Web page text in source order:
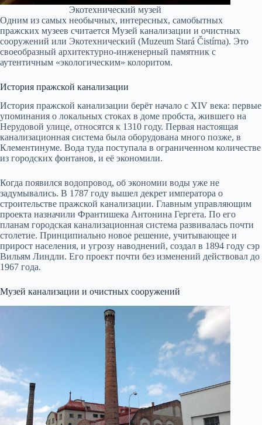
Экотехнический музей
Одним из самых необычных, интересных, самобытных
пражских музеев считается Музей канализации и очистных
сооружений или Экотехнический (Muzeum Stará Čistírna). Это
своеобразный архитектурно-инженерный памятник с
аутентичным «экологическим» колоритом.
История пражской канализации
История пражской канализации берёт начало с XIV века: первые
упоминания о локальных стоках в доме пробста, жившего на
Нерудовой улице, относятся к 1310 году. Первая настоящая
канализационная система была оборудована много позже, в
Клементинуме. Вода туда поступала в ограниченном количестве
из городских фонтанов, и её экономили.
Когда появился водопровод, об экономии воды уже не
задумывались. В 1787 году вышел декрет императора о
строительстве пражской канализации. Главным управляющим
проекта назначили Франтишека Антонина Гергета. По его
планам городская канализационная система развивалась почти
столетие. Принципиально новое решение, учитывающее и
прирост населения, и угрозу наводнений, создал в 1894 году сэр
Вильям Линдли. Его проект почти без изменений действовал до
1967 года.
Музей канализации и очистных сооружений